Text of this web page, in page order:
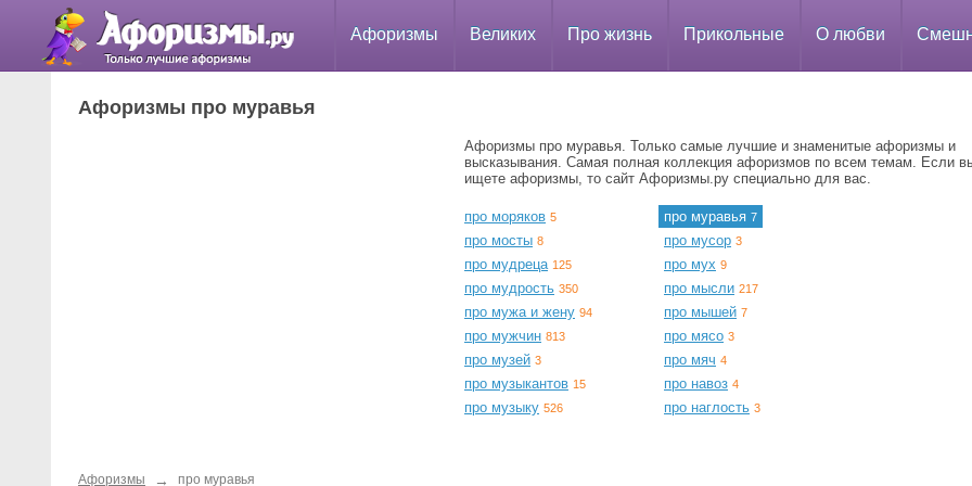
Афоризмы Великих Про жизнь Прикольные О любви
Афоризмы про муравья
Афоризмы про муравья. Только самые лучшие и знаменитые афоризмы и
высказывания. Самая полная коллекция афоризмов по всем темам. Если
ищете афоризмы, то сайт Афоризмы.ру специально для вас.
про моряков 5
про мосты 8
про мудреца 125
про мудрость 350
про мужа и жену 94
про мужчин 813
про музей 3
про музыкантов 15
про музыку 526
про муравья 7
про мусор 3
про мух 9
про мысли 217
про мышей 7
про мясо 3
про мяч 4
про навоз 4
про наглость 3
Афоризмы → про муравья